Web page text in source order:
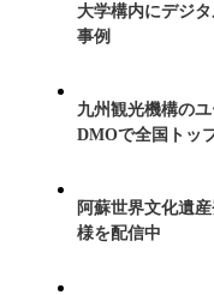
大学構内にデジ
事例
九州観光機構の
DMOで全国トッ
阿蘇世界文化遺
様を配信中